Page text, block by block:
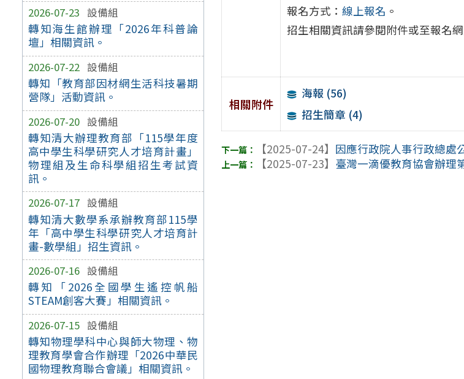
2026-07-23 設備組
轉知海生館辦理「2026年科普論
壇」相關資訊。
2026-07-22 設備組
轉知「教育部因材網生活科技暑期
營隊」活動資訊。
2026-07-20 設備組
轉知清大辦理教育部「115學年度
高中學生科學研究人才培育計畫」
物理組及生命科學組招生考試資
訊。
2026-07-17 設備組
轉知清大數學系承辦教育部115學
年「高中學生科學研究人才培育計
畫-數學組」招生資訊。
2026-07-16 設備組
轉知「2026全國學生遙控帆船
STEAM創客大賽」相關資訊。
2026-07-15 設備組
轉知物理學科中心與師大物理、物
理教育學會合作辦理「2026中華民
國物理教育聯合會議」相關資訊。
報名方式： 線上報名 。
招生相關資訊請參閱附件或至報名網
相關附件
海報 (56)
招生簡章 (4)
【2025-07-24】 因應行政院人事行政總處
【2025-07-23】 臺灣一滴優教育協會辦理